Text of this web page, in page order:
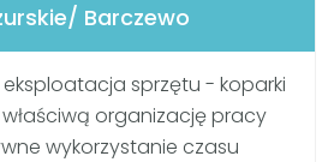
Barczewo
eksploatacja sprzętu - koparki
właściwą organizację pracy
wykorzystanie czasu